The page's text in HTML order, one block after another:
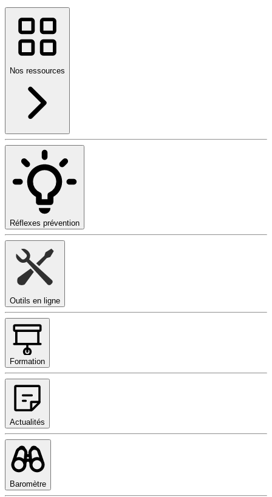
Nos ressources
Réflexes prévention
Outils en ligne
Formation
Actualités
Baromètre